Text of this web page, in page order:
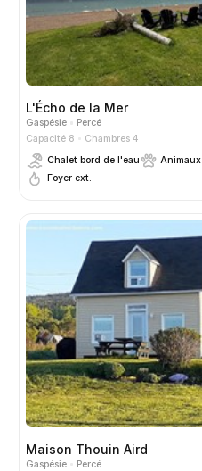
L'Écho de la Mer
Gaspésie
Percé
Capacité 8
Chambres 4
Chalet bord de l'eau
Animaux
Foyer ext.
Maison Thouin Aird
Gaspésie
Percé